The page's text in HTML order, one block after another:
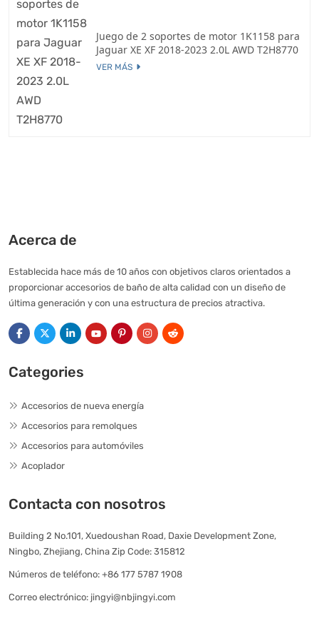
Juego de 2 soportes de motor 1K1158 para
Jaguar XE XF 2018-2023 2.0L AWD T2H8770
VER MÁS
Acerca de
Establecida hace más de 10 años con objetivos claros orientados a
proporcionar accesorios de baño de alta calidad con un diseño de
última generación y con una estructura de precios atractiva.
Categories
Accesorios de nueva energía
Accesorios para remolques
Accesorios para automóviles
Acoplador
Contacta con nosotros
Building 2 No.101, Xuedoushan Road, Daxie Development Zone,
Ningbo, Zhejiang, China Zip Code: 315812
Números de teléfono: +86 177 5787 1908
Correo electrónico: jingyi@nbjingyi.com